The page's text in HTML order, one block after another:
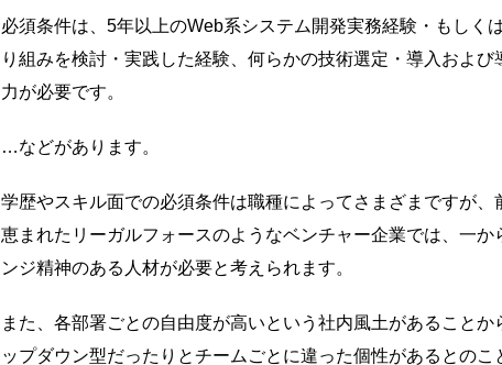
必須条件は、5年以上のWeb系システム開発実務経験・もしく
り組みを検討・実践した経験、何らかの技術選定・導入およ
力が必要です。
…などがあります。
学歴やスキル面での必須条件は職種によってさまざまですが
恵まれたリーガルフォースのようなベンチャー企業では、一
ンジ精神のある人材が必要と考えられます。
また、各部署ごとの自由度が高いという社内風土があること
ップダウン型だったりとチームごとに違った個性があるとの